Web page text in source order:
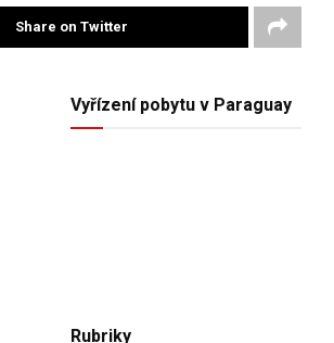
Share on Twitter
Vyřízení pobytu v Paraguay
Rubriky